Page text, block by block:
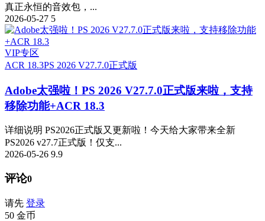
真正永恒的音效包，...
2026-05-27 5
VIP专区
ACR 18.3PS 2026 V27.7.0正式版
Adobe太强啦！PS 2026 V27.7.0正式版来啦，支持
移除功能+ACR 18.3
详细说明 PS2026正式版又更新啦！今天给大家带来全新
PS2026 v27.7正式版！仅支...
2026-05-26 9.9
评论0
请先 登录
50 金币